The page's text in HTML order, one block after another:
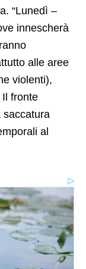
“Lunedì –
innescherà
alle aree
violenti),
fronte
saccatura
al